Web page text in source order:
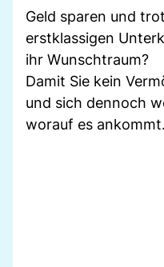
Geld sparen und
erstklassigen
ihr Wunschtraum?
Damit Sie kein
und sich dennoch
worauf es ankommt.